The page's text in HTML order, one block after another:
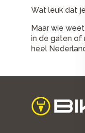
Wat leuk dat
Maar wie
in de gaten of
heel
home